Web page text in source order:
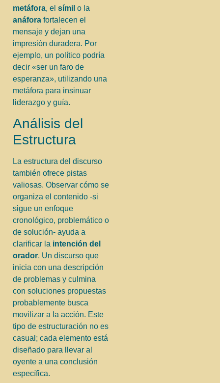
metáfora, el símil o la
anáfora fortalecen el
mensaje y dejan una
impresión duradera. Por
ejemplo, un político podría
decir «ser un faro de
esperanza», utilizando una
metáfora para insinuar
liderazgo y guía.
Análisis del
Estructura
La estructura del discurso
también ofrece pistas
valiosas. Observar cómo se
organiza el contenido -si
sigue un enfoque
cronológico, problemático o
de solución- ayuda a
clarificar la intención del
orador. Un discurso que
inicia con una descripción
de problemas y culmina
con soluciones propuestas
probablemente busca
movilizar a la acción. Este
tipo de estructuración no es
casual; cada elemento está
diseñado para llevar al
oyente a una conclusión
específica.